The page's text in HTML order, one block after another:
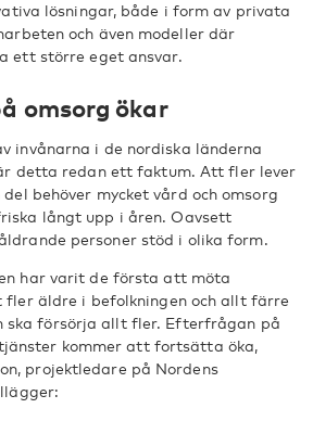
lösningar, både i form av privata
och även modeller där
ett större eget ansvar.
omsorg ökar
invånarna i de nordiska länderna
detta redan ett faktum. Att fler lever
behöver mycket vård och omsorg
långt upp i åren. Oavsett
personer stöd i olika form.
har varit de första att möta
fler äldre i befolkningen och allt färre
ska försörja allt fler. Efterfrågan på
kommer att fortsätta öka,
projektledare på Nordens